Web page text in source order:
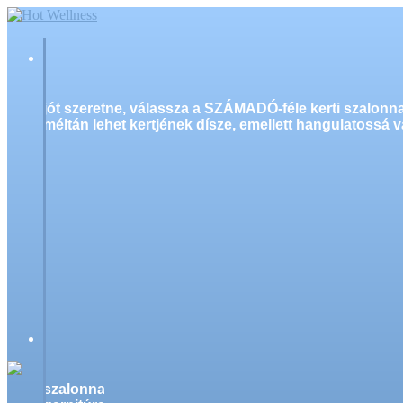
jót szeretne, válassza a SZÁMADÓ-féle kerti
méltán lehet kertjének dísze, emellett hangulatossá
szalonnasütő